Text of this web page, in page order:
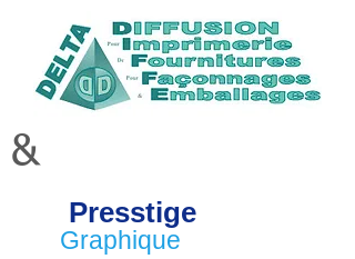
&
Presstige
Graphique